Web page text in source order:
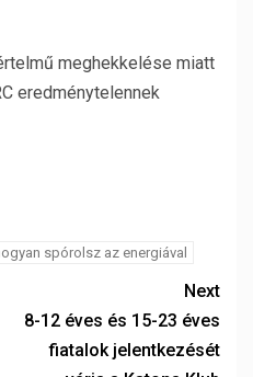
meghekkelése miatt
eredménytelennek
spórolsz az energiával
Next
8-12 éves és 15-23 éves
fiatalok jelentkezését